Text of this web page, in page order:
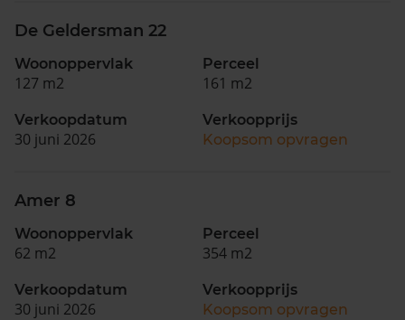
De Geldersman 22
Woonoppervlak
127 m2
Perceel
161 m2
Verkoopdatum
30 juni 2026
Verkoopprijs
Koopsom opvragen
Amer 8
Woonoppervlak
62 m2
Perceel
354 m2
Verkoopdatum
30 juni 2026
Verkoopprijs
Koopsom opvragen